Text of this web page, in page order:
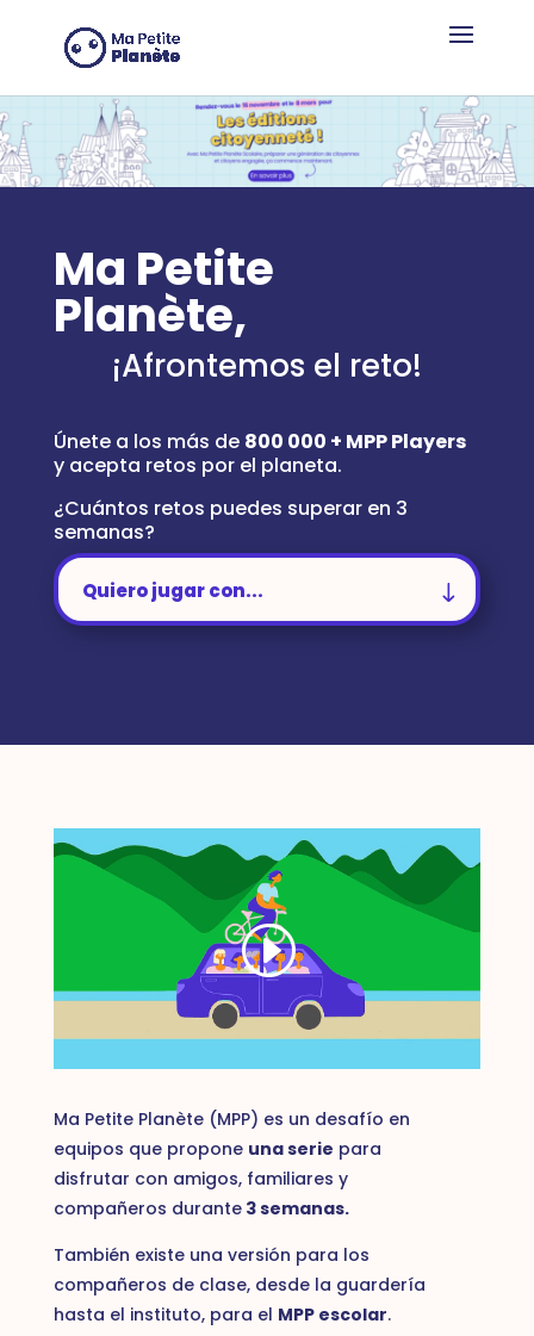
Ma Petite
Planète,
¡Afrontemos el reto!
Únete a los más de 800 000 + MPP Players
y acepta retos por el planeta.
¿Cuántos retos puedes superar en 3
semanas?
Quiero jugar con...
Ma Petite Planète (MPP) es un desafío en
equipos que propone una serie para
disfrutar con amigos, familiares y
compañeros durante3 semanas.
También existe una versión para los
compañeros de clase, desde la guardería
hasta el instituto, para el MPP escolar.